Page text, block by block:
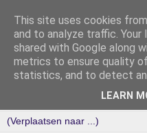
This site uses cookies
and to analyze traffic. Your
shared with Google along
metrics to ensure quality
statistics, and to detect
LEARN